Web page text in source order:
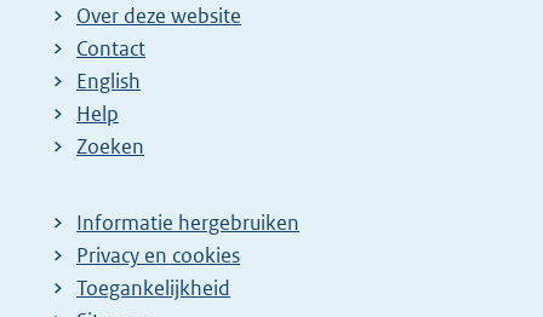
Over deze website
Contact
English
Help
Zoeken
Informatie hergebruiken
Privacy en cookies
Toegankelijkheid